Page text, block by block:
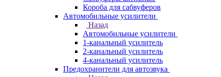
Короба для сабвуферов
Автомобильные усилители
Назад
Автомобильные усилители
1-канальный усилитель
2-канальный усилитель
4-канальный усилитель
Предохранители для автозвука